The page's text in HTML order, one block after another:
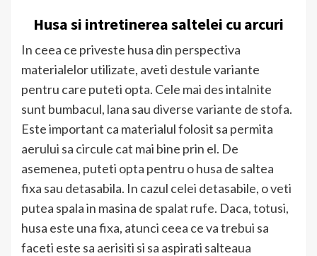
Husa si intretinerea saltelei cu arcuri
In ceea ce priveste husa din perspectiva
materialelor utilizate, aveti destule variante
pentru care puteti opta. Cele mai des intalnite
sunt bumbacul, lana sau diverse variante de stofa.
Este important ca materialul folosit sa permita
aerului sa circule cat mai bine prin el. De
asemenea, puteti opta pentru o husa de saltea
fixa sau detasabila. In cazul celei detasabile, o veti
putea spala in masina de spalat rufe. Daca, totusi,
husa este una fixa, atunci ceea ce va trebui sa
faceti este sa aerisiti si sa aspirati salteaua